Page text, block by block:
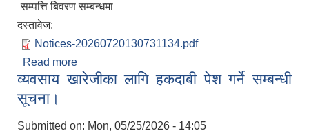
सम्पत्ति बिवरण सम्बन्धमा
दस्तावेज:
Notices-20260720130731134.pdf
Read more
व्यवसाय खारेजीका लागि हकदाबी पेश गर्ने सम्बन्धी
सूचना।
Submitted on: Mon, 05/25/2026 - 14:05